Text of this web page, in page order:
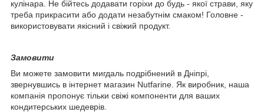
кулінара. Не бійтесь додавати горіхи до будь - якої страви, яку
треба прикрасити або додати незабутнім смаком! Головне -
використовувати якісний і свіжий продукт.
Замовити
Ви можете замовити мигдаль подрібнений в Дніпрі,
звернувшись в інтернет магазин Nutfarine. Як виробник, наша
компанія пропонує тільки свіжі компоненти для ваших
кондитерських шедеврів.